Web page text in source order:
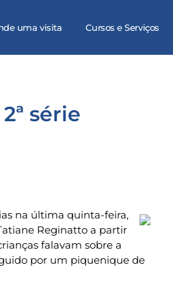
uma visita Cursos e Serviços
série
na última quinta-feira,
Reginatto a partir
falavam sobre a
por um piquenique de